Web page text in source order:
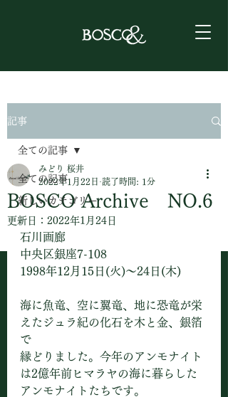
記事
全ての記事
新しいカテゴリー
全ての記事
BOSCO Archive NO.6
みどり 桜井
2022年1月22日 読了時間: 1分
更新日： 2022年1月24日
石川画廊
中央区銀座7-108
1998年12月15日(火)〜24日(木)
海に魚竜、空に翼竜、地に恐竜が栄
えたジュラ紀の化石を木と金、銀箔
で
縁どりました。今年のアンモナイト
は2億年前ヒマラヤの海に暮らした
アンモナイトたちです。